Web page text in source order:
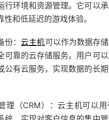
行环境和资源管理。它可以
和低延迟的游戏体验。
份：云主机可以作为数据存
可靠的云存储服务。用户可
公有云服务，实现数据的长
理（CRM）：云主机可以